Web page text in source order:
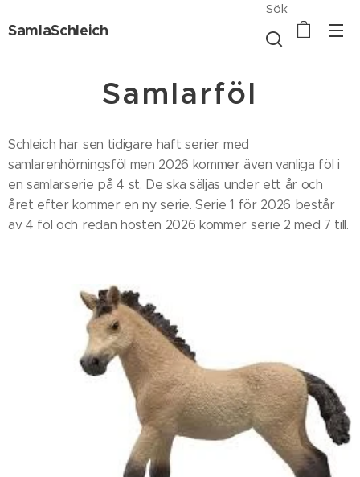
SamlaSchleich
Sök
Samlarföl
Schleich har sen tidigare haft serier med
samlarenhörningsföl men 2026 kommer även vanliga föl i
en samlarserie på 4 st. De ska säljas under ett år och
året efter kommer en ny serie. Serie 1 för 2026 består
av 4 föl och redan hösten 2026 kommer serie 2 med 7 till.